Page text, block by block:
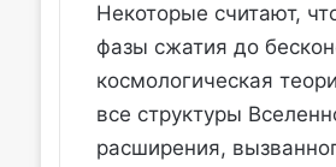
Некоторые считают,
фазы сжатия до
космологическая
все структуры
расширения,